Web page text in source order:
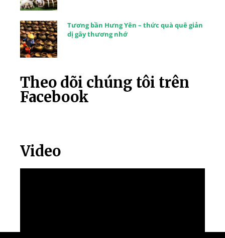
Tương bần Hưng Yên – thức quà quê giản
dị gây thương nhớ
Theo dõi chúng tôi trên
Facebook
Video